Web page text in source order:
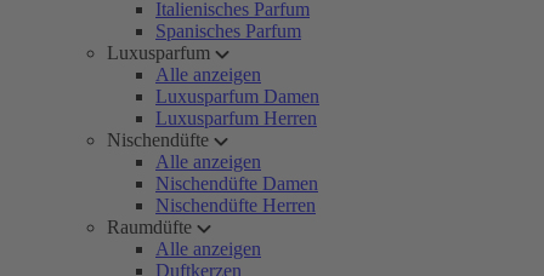
Italienisches Parfum
Spanisches Parfum
Luxusparfum
Alle anzeigen
Luxusparfum Damen
Luxusparfum Herren
Nischendüfte
Alle anzeigen
Nischendüfte Damen
Nischendüfte Herren
Raumdüfte
Alle anzeigen
Duftkerzen